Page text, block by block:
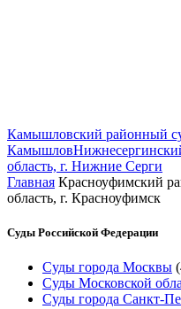
Камышловский районный
Камышлов
область, г. Нижние Серги
Главная Красноуфимский
область, г. Красноуфимск
Суды Российской Федерации
Суды города Москвы
Суды Московской
Суды города Санкт-